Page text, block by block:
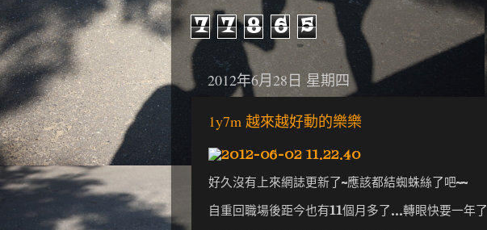
7 7 8 6 5
2012年6月28日 星期四
1y7m 越來越好動的樂樂
好久沒有上來網誌更新了~應該都結蜘蛛絲了吧~~
自重回職場後距今也有11個月多了...轉眼快要一年了